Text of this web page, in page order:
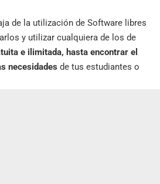
de la utilización de Software libres
y utilizar cualquiera de los de
e ilimitada, hasta encontrar el
necesidades de tus estudiantes o